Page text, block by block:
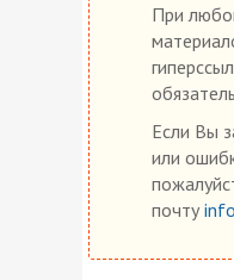
При
Если Вы
или
почту